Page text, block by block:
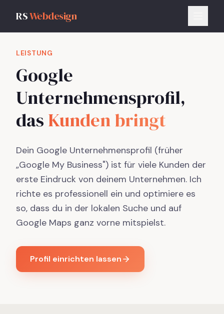
RSWebdesign
LEISTUNG
Google
Unternehmensprofil,
das Kunden bringt
Dein Google Unternehmensprofil (früher
„Google My Business") ist für viele Kunden der
erste Eindruck von deinem Unternehmen. Ich
richte es professionell ein und optimiere es
so, dass du in der lokalen Suche und auf
Google Maps ganz vorne mitspielst.
Profil einrichten lassen